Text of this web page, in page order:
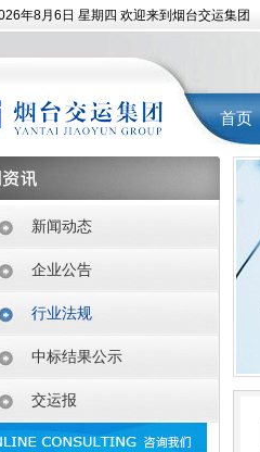
年8月6日 星期四 欢迎来到烟台交运集团
首页
新闻动态
企业公告
行业法规
中标结果公示
交运报